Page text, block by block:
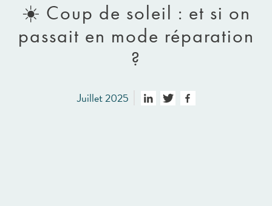
☀️ Coup de soleil : et si on
passait en mode réparation
?
Juillet 2025